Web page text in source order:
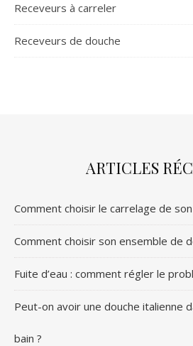
Receveurs à carreler
Receveurs de douche
ARTICLES
Comment choisir le carrelage de
Comment choisir son ensemble de
Fuite d’eau : comment régler le
Peut-on avoir une douche italienne
bain ?